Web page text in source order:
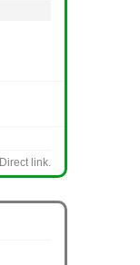
Direct link.